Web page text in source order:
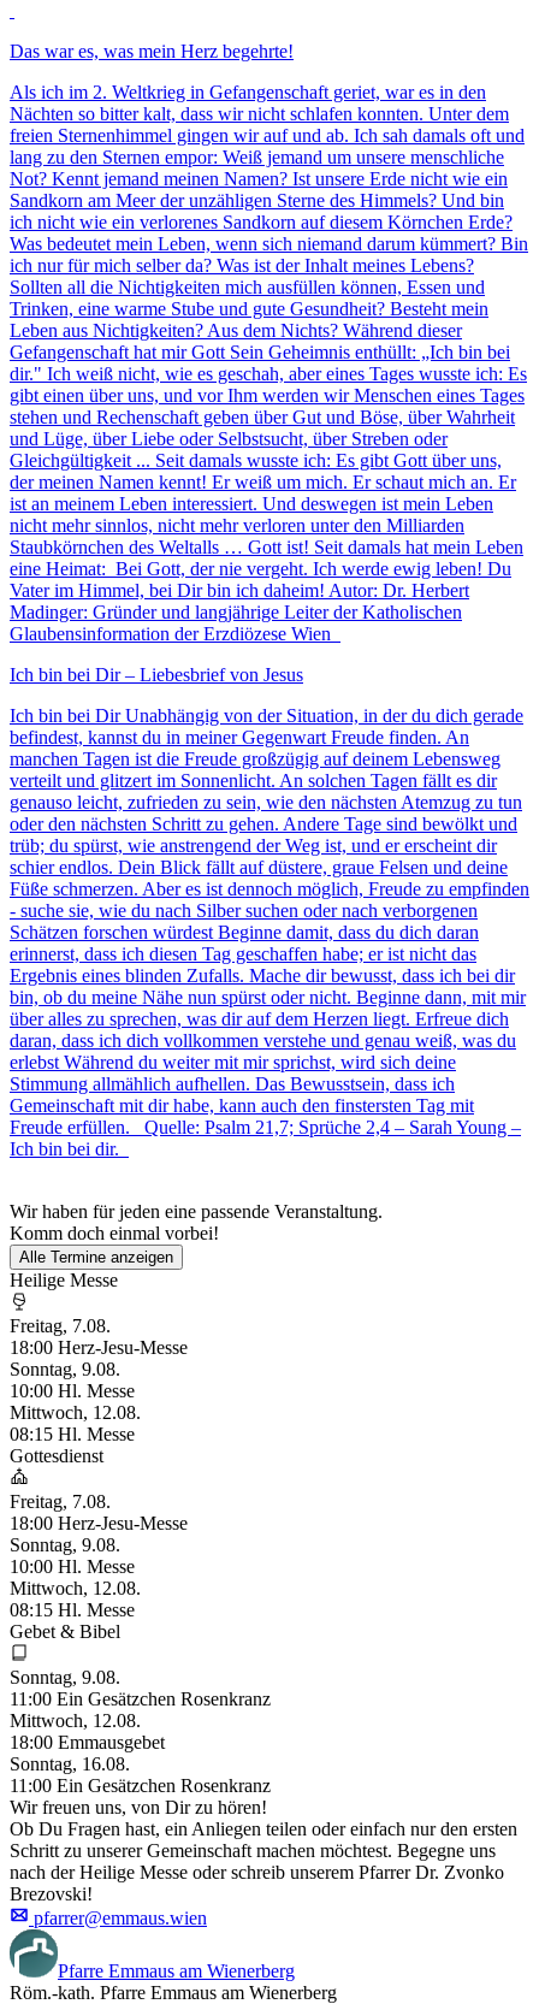
Das war es, was mein Herz begehrte!
Als ich im 2. Weltkrieg in Gefangenschaft geriet, war es in den
Nächten so bitter kalt, dass wir nicht schlafen konnten. Unter dem
freien Sternenhimmel gingen wir auf und ab. Ich sah damals oft und
lang zu den Sternen empor: Weiß jemand um unsere menschliche
Not? Kennt jemand meinen Namen? Ist unsere Erde nicht wie ein
Sandkorn am Meer der unzähligen Sterne des Himmels? Und bin
ich nicht wie ein verlorenes Sandkorn auf diesem Körnchen Erde?
Was bedeutet mein Leben, wenn sich niemand darum kümmert? Bin
ich nur für mich selber da? Was ist der Inhalt meines Lebens?
Sollten all die Nichtigkeiten mich ausfüllen können, Essen und
Trinken, eine warme Stube und gute Gesundheit? Besteht mein
Leben aus Nichtigkeiten? Aus dem Nichts? Während dieser
Gefangenschaft hat mir Gott Sein Geheimnis enthüllt: „Ich bin bei
dir." Ich weiß nicht, wie es geschah, aber eines Tages wusste ich: Es
gibt einen über uns, und vor Ihm werden wir Menschen eines Tages
stehen und Rechenschaft geben über Gut und Böse, über Wahrheit
und Lüge, über Liebe oder Selbstsucht, über Streben oder
Gleichgültigkeit ... Seit damals wusste ich: Es gibt Gott über uns,
der meinen Namen kennt! Er weiß um mich. Er schaut mich an. Er
ist an meinem Leben interessiert. Und deswegen ist mein Leben
nicht mehr sinnlos, nicht mehr verloren unter den Milliarden
Staubkörnchen des Weltalls … Gott ist! Seit damals hat mein Leben
eine Heimat: Bei Gott, der nie vergeht. Ich werde ewig leben! Du
Vater im Himmel, bei Dir bin ich daheim! Autor: Dr. Herbert
Madinger: Gründer und langjährige Leiter der Katholischen
Glaubensinformation der Erzdiözese Wien
Ich bin bei Dir – Liebesbrief von Jesus
Ich bin bei Dir Unabhängig von der Situation, in der du dich gerade
befindest, kannst du in meiner Gegenwart Freude finden. An
manchen Tagen ist die Freude großzügig auf deinem Lebensweg
verteilt und glitzert im Sonnenlicht. An solchen Tagen fällt es dir
genauso leicht, zufrieden zu sein, wie den nächsten Atemzug zu tun
oder den nächsten Schritt zu gehen. Andere Tage sind bewölkt und
trüb; du spürst, wie anstrengend der Weg ist, und er erscheint dir
schier endlos. Dein Blick fällt auf düstere, graue Felsen und deine
Füße schmerzen. Aber es ist dennoch möglich, Freude zu empfinden
- suche sie, wie du nach Silber suchen oder nach verborgenen
Schätzen forschen würdest Beginne damit, dass du dich daran
erinnerst, dass ich diesen Tag geschaffen habe; er ist nicht das
Ergebnis eines blinden Zufalls. Mache dir bewusst, dass ich bei dir
bin, ob du meine Nähe nun spürst oder nicht. Beginne dann, mit mir
über alles zu sprechen, was dir auf dem Herzen liegt. Erfreue dich
daran, dass ich dich vollkommen verstehe und genau weiß, was du
erlebst Während du weiter mit mir sprichst, wird sich deine
Stimmung allmählich aufhellen. Das Bewusstsein, dass ich
Gemeinschaft mit dir habe, kann auch den finstersten Tag mit
Freude erfüllen. Quelle: Psalm 21,7; Sprüche 2,4 – Sarah Young –
Ich bin bei dir.
Wir haben für jeden eine passende Veranstaltung.
Komm doch einmal vorbei!
Alle Termine anzeigen
Heilige Messe
Freitag, 7.08.
18:00 Herz-Jesu-Messe
Sonntag, 9.08.
10:00 Hl. Messe
Mittwoch, 12.08.
08:15 Hl. Messe
Gottesdienst
Freitag, 7.08.
18:00 Herz-Jesu-Messe
Sonntag, 9.08.
10:00 Hl. Messe
Mittwoch, 12.08.
08:15 Hl. Messe
Gebet & Bibel
Sonntag, 9.08.
11:00 Ein Gesätzchen Rosenkranz
Mittwoch, 12.08.
18:00 Emmausgebet
Sonntag, 16.08.
11:00 Ein Gesätzchen Rosenkranz
Wir freuen uns, von Dir zu hören!
Ob Du Fragen hast, ein Anliegen teilen oder einfach nur den ersten
Schritt zu unserer Gemeinschaft machen möchtest. Begegne uns
nach der Heilige Messe oder schreib unserem Pfarrer Dr. Zvonko
Brezovski!
pfarrer@emmaus.wien
Pfarre Emmaus am Wienerberg
Röm.-kath. Pfarre Emmaus am Wienerberg